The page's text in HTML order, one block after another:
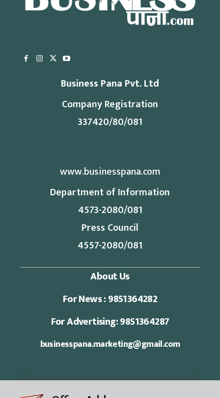
Business Pana Pvt. Ltd
Company Registration
337420/80/081
www.businesspana.com
Department of Information
4573-2080/081
Press Council
4557-2080/081
About Us
For News : 9851364282
For Advertising: 9851364287
businesspana.marketing@gmail.com